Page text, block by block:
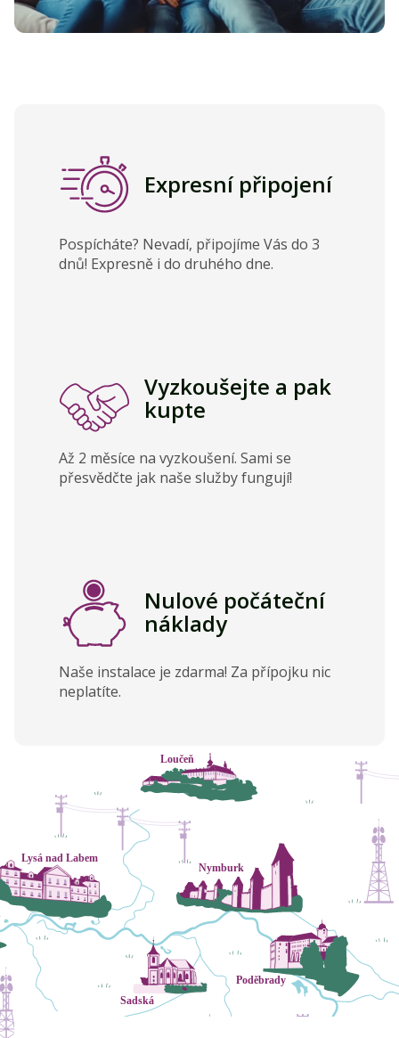
Expresní připojení
Pospícháte? Nevadí, připojíme Vás do 3
dnů! Expresně i do druhého dne.
Vyzkoušejte a pak
kupte
Až 2 měsíce na vyzkoušení. Sami se
přesvědčte jak naše služby fungují!
Nulové počáteční
náklady
Naše instalace je zdarma! Za přípojku nic
neplatíte.